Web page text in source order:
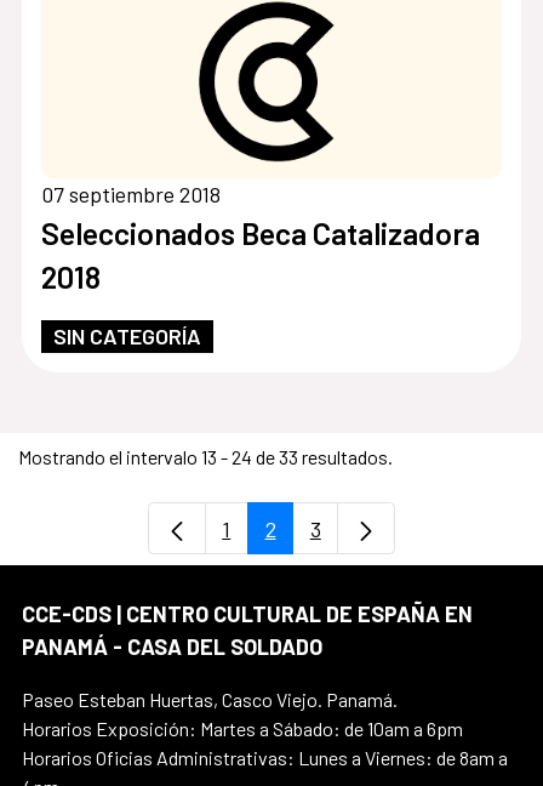
07 septiembre 2018
Seleccionados Beca Catalizadora
2018
SIN CATEGORÍA
Mostrando el intervalo 13 - 24 de 33 resultados.
Página
1 Página
2 Página
3
CCE-CDS | CENTRO CULTURAL DE ESPAÑA EN
PANAMÁ - CASA DEL SOLDADO
Paseo Esteban Huertas, Casco Viejo. Panamá.
Horarios Exposición: Martes a Sábado: de 10am a 6pm
Horarios Oficias Administrativas: Lunes a Viernes: de 8am a